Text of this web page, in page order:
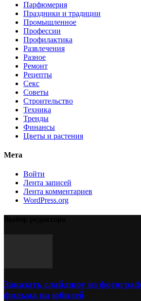
Парфюмерия
Праздники и традиции
Промышленное
Профессии
Профилактика
Развлечения
Разное
Ремонт
Рецепты
Секс
Советы
Строительство
Техника
Тренды
Финансы
Цветы и растения
Мета
Войти
Лента записей
Лента комментариев
WordPress.org
Заказать слайдшоу из
фильма на юбилей